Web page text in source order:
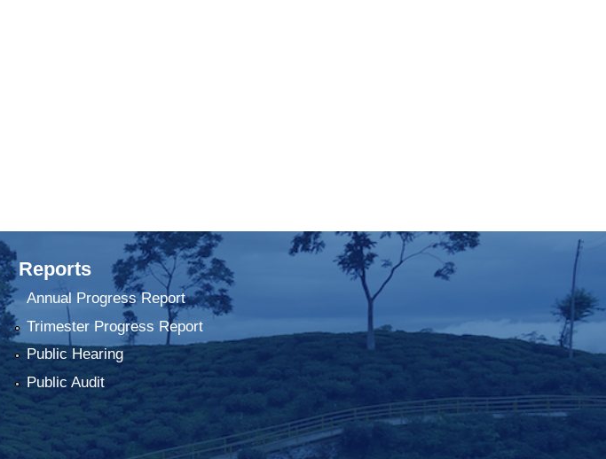
Reports
Annual Progress Report
Trimester Progress Report
Public Hearing
Public Audit